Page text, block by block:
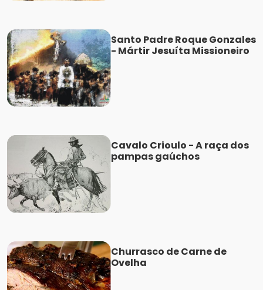
Santo Padre Roque Gonzales
- Mártir Jesuíta Missioneiro
Cavalo Crioulo - A raça dos
pampas gaúchos
Churrasco de Carne de
Ovelha